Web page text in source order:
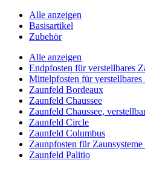
Alle anzeigen
Basisartikel
Zubehör
Alle anzeigen
Endpfosten für verstellbares
Mittelpfosten für verstellbares
Zaunfeld Bordeaux
Zaunfeld Chaussee
Zaunfeld Chaussee,
Zaunfeld Circle
Zaunfeld Columbus
Zaunpfosten für
Zaunfeld Palitio